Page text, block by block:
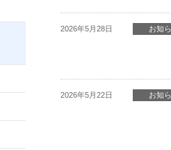
2026年5月28日 お知
2026年5月22日 お知